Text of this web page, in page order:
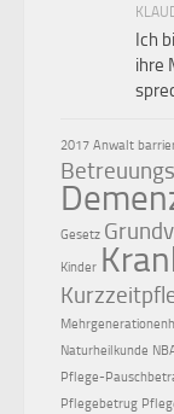
Ich
ihre
2017 Anwalt
Gesetz
Kinder
Naturheilkunde
Pflege-
Pflegebetrug